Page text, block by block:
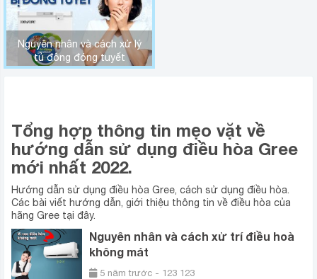
Nguyên nhân và cách xử lý
tủ đông đóng tuyết
Tổng hợp thông tin mẹo vặt về
hướng dẫn sử dụng điều hòa Gree
mới nhất 2022.
Hướng dẫn sử dụng điều hòa Gree, cách sử dụng điều hòa.
Các bài viết hướng dẫn, giới thiệu thông tin về điều hòa của
hãng Gree tại đây.
Nguyên nhân và cách xử trí điều hoà
không mát
5 năm trước - 123 123